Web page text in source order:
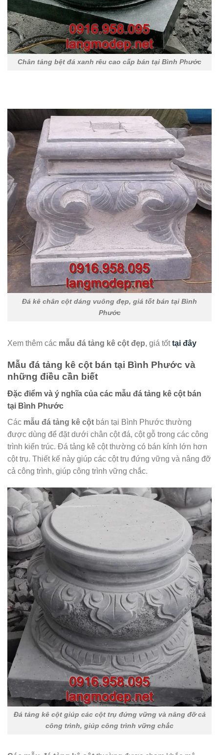
Chân tảng bệt đá xanh rêu cao cấp bán tại Bình Phước
Đá kê chân cột dáng vuông đẹp, giá tốt bán tại Bình
Phước
Xem thêm các mẫu đá tảng kê cột đẹp, giá tốttại đây
Mẫu đá tảng kê cột bán tại Bình Phước và
những điều cần biết
Đặc điểm và ý nghĩa của các mẫu đá tảng kê cột bán
tại Bình Phước
Các mẫu đá tảng kê cột bán tại Bình Phước thường
được dùng để đặt dưới chân cột đá, cột gỗ trong các công
trình kiến trúc. Đá tảng kê cột thường có bán kính lớn hơn
cột trụ. Thiết kế này giúp các cột trụ đứng vững và nâng đỡ
cả công trình, giúp công trình vững chắc.
Đá tảng kê cột giúp các cột trụ đứng vững và nâng đỡ cả
công trình, giúp công trình vững chắc